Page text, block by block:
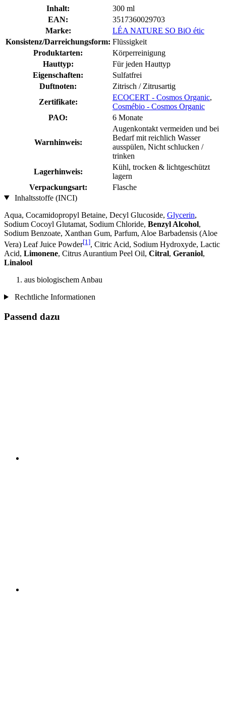
Inhalt:
300 ml
EAN:
3517360029703
Marke:
LÉA NATURE SO BiO étic
Konsistenz/Darreichungsform: Flüssigkeit
Produktarten:
Körperreinigung
Hauttyp:
Für jeden Hauttyp
Eigenschaften:
Sulfatfrei
Duftnoten:
Zitrisch / Zitrusartig
Zertifikate:
ECOCERT - Cosmos Organic,
Cosmébio - Cosmos Organic
PAO:
6 Monate
Warnhinweis:
Augenkontakt vermeiden und bei
Bedarf mit reichlich Wasser
ausspülen, Nicht schlucken /
trinken
Lagerhinweis:
Kühl, trocken & lichtgeschützt
lagern
Verpackungsart:
Flasche
Inhaltsstoffe (INCI)
Aqua, Cocamidopropyl Betaine, Decyl Glucoside, Glycerin,
Sodium Cocoyl Glutamat, Sodium Chloride, Benzyl Alcohol,
Sodium Benzoate, Xanthan Gum, Parfum, Aloe Barbadensis (Aloe
Vera) Leaf Juice Powder[1], Citric Acid, Sodium Hydroxyde, Lactic
Acid, Limonene, Citrus Aurantium Peel Oil, Citral, Geraniol,
Linalool
aus biologischem Anbau
Rechtliche Informationen
Passend dazu